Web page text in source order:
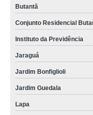
colocação forro drywall Perus
colocação de forro drywall
empresa de colocação de
Butantã
Conjunto Residencial
Instituto da Previdência
Jaraguá
Jardim Bonfiglioli
Jardim Guedala
Lapa